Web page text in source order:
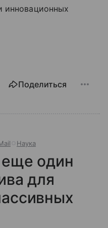
инновационных
Поделиться
Наука
один
для